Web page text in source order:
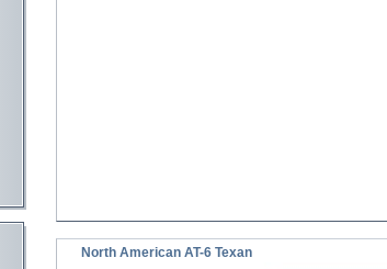
North American AT-6 Texan